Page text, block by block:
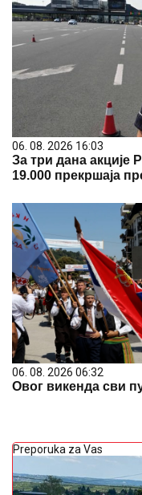
06. 08. 2026 16:03
За три дана
19.000 прекршаја
06. 08. 2026 06:32
Овог викенда сви
Preporuka za Vas